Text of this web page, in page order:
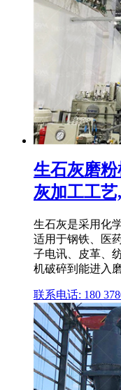
生石灰磨
灰加工工
生石灰是采用化
适用于钢铁、医
子电讯、皮革、
机破碎到能进入
联系电话: 180